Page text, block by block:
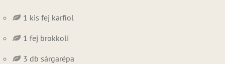
1 kis fej karfiol
1 fej brokkoli
3 db sárgarépa